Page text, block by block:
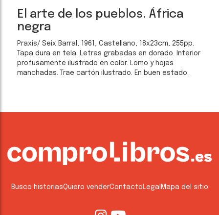
El arte de los pueblos. África
negra
Praxis/ Seix Barral, 1961, Castellano, 18x23cm, 255pp.
Tapa dura en tela. Letras grabadas en dorado. Interior
profusamente ilustrado en color. Lomo y hojas
manchadas. Trae cartón ilustrado. En buen estado.
Busco historiasQuiero venderContacto Legal Mapa del sitio